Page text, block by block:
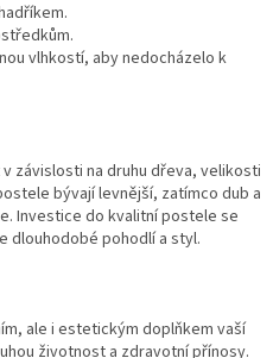
vlhkostí, aby nedocházelo k
závislosti na druhu dřeva, velikosti
bývají levnější, zatímco dub a
Investice do kvalitní postele se
dlouhodobé pohodlí a styl.
ale i estetickým doplňkem vaší
životnost a zdravotní přínosy.